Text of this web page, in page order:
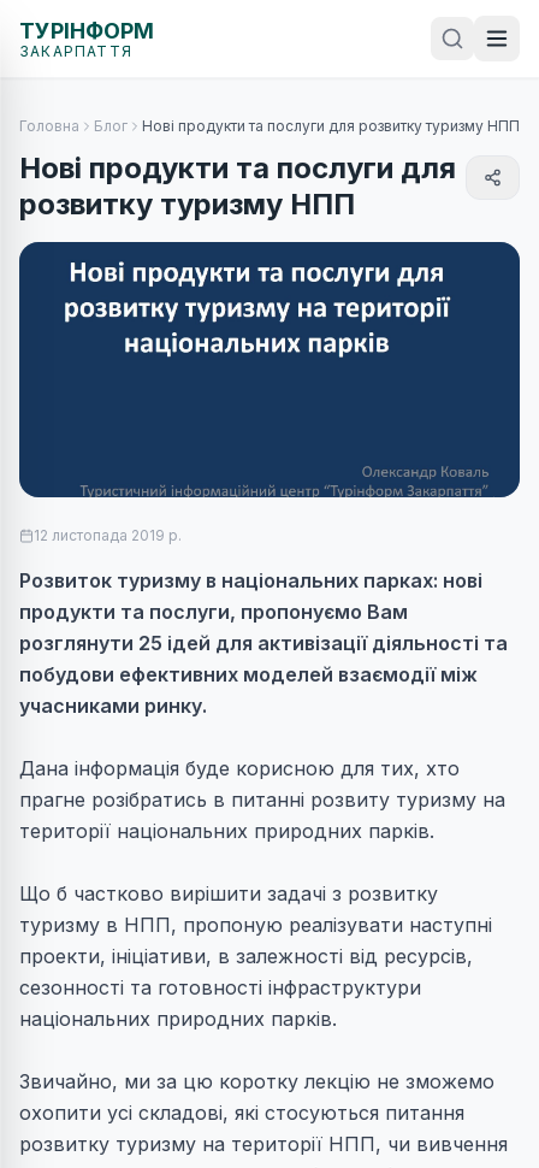
ТУРІНФОРМ
ЗАКАРПАТТЯ
Головна Блог Нові продукти та послуги для розвитку туризму НПП
Нові продукти та послуги для
розвитку туризму НПП
12 листопада 2019 р.
Розвиток туризму в національних парках: нові
продукти та послуги, пропонуємо Вам
розглянути 25 ідей для активізації діяльності та
побудови ефективних моделей взаємодії між
учасниками ринку.
Дана інформація буде корисною для тих, хто
прагне розібратись в питанні розвиту туризму на
території національних природних парків.
Що б частково вирішити задачі з розвитку
туризму в НПП, пропоную реалізувати наступні
проекти, ініціативи, в залежності від ресурсів,
сезонності та готовності інфраструктури
національних природних парків.
Звичайно, ми за цю коротку лекцію не зможемо
охопити усі складові, які стосуються питання
розвитку туризму на території НПП, чи вивчення